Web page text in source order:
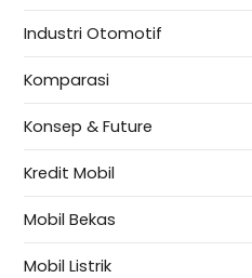
Industri Otomotif
Komparasi
Konsep & Future
Kredit Mobil
Mobil Bekas
Mobil Listrik